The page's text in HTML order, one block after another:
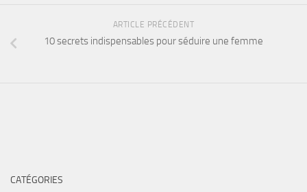
ARTICLE PRÉCÉDENT
10 secrets indispensables pour séduire une femme
CATÉGORIES